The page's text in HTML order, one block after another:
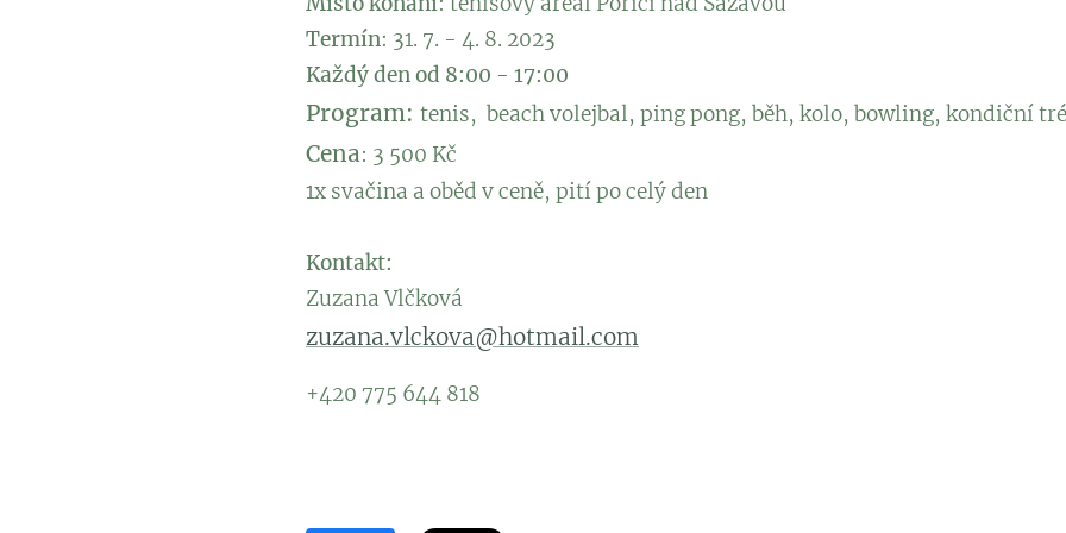
Termín: 31. 7. - 4. 8. 2023
Každý den od 8:00 - 17:00
Program: tenis, beach volejbal, ping pong, běh, kolo, bowling, kondiční
Cena: 3 500 Kč
1x svačina a oběd v ceně, pití po celý den
Kontakt:
Zuzana Vlčková
zuzana.vlckova@hotmail.com
+420 775 644 818